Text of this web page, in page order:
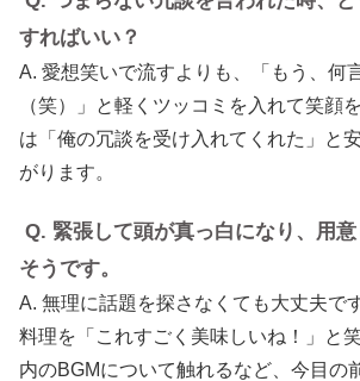
すればいい？
A. 愛想笑いで流すよりも、「もう、何
（笑）」と軽くツッコミを入れて笑顔
は「俺の冗談を受け入れてくれた」と
がります。
Q. 緊張して頭が真っ白になり、用
そうです。
A. 無理に話題を探さなくても大丈夫で
料理を「これすごく美味しいね！」と
内のBGMについて触れるなど、今目の